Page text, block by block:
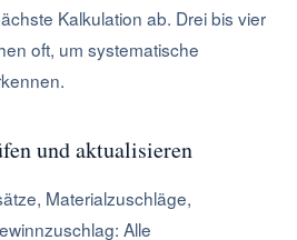
Kalkulation ab. Drei bis vier
oft, um systematische
und aktualisieren
Materialzuschläge,
Alle